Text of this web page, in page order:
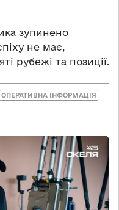
зупинено
не має,
рубежі та позиції.
ОПЕРАТИВНА ІНФОРМАЦІЯ